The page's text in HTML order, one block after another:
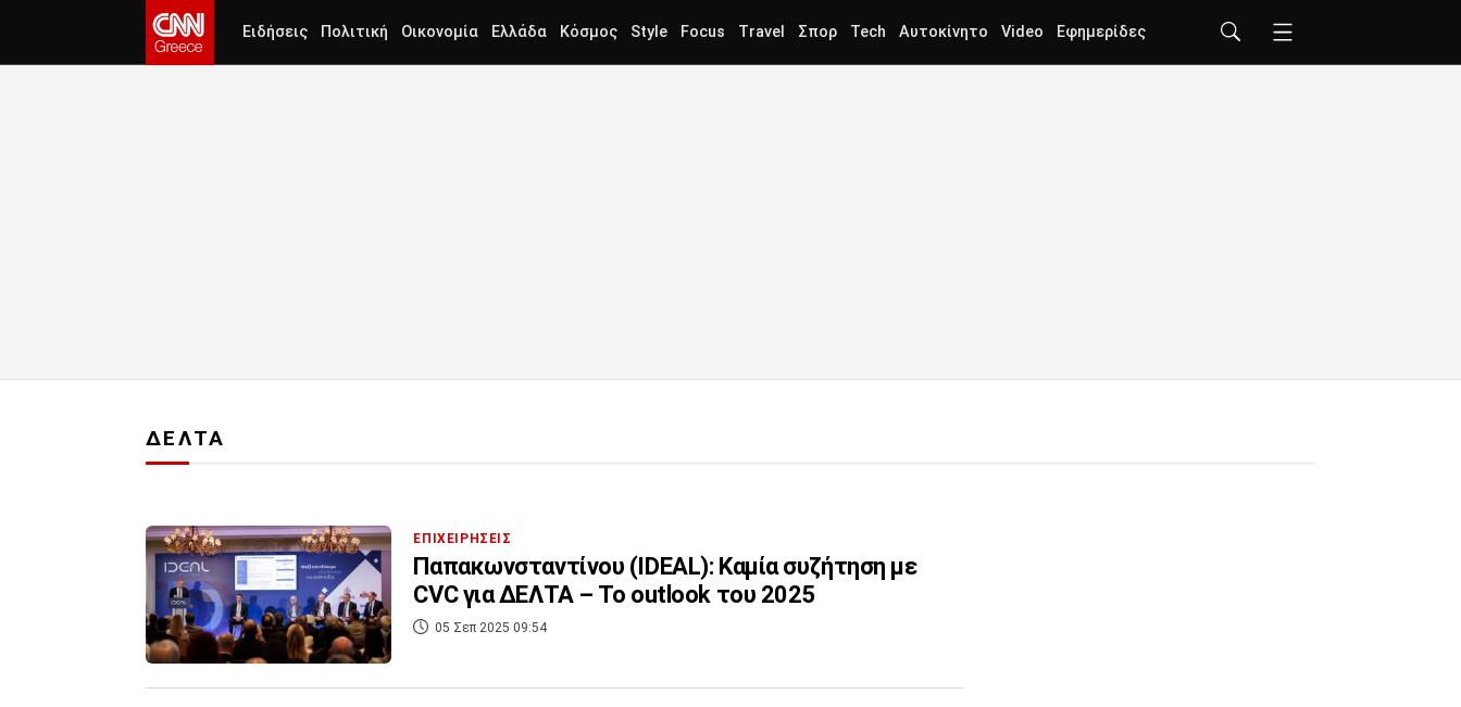
Ειδήσεις Πολιτική Οικονομία Ελλάδα Κόσμος Style Focus Travel Σπορ Tech Αυτοκίνητο Video Εφημερίδες
ΔΕΛΤΑ
ΕΠΙΧΕΙΡΗΣΕΙΣ
Παπακωνσταντίνου (IDEAL): Καμία συζήτηση με
CVC για ΔΕΛΤΑ – To outlook του 2025
05 Σεπ 2025 09:54